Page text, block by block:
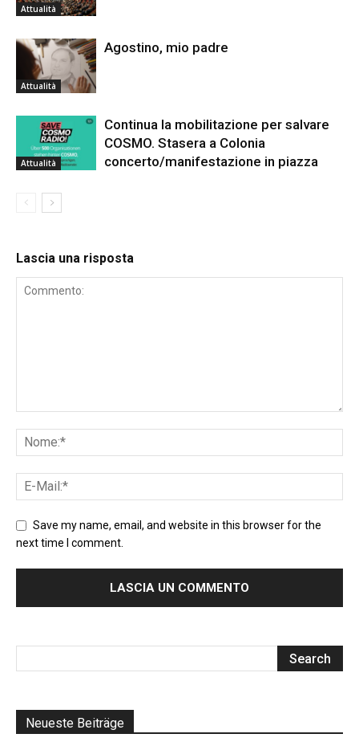
Attualità
Attualità
Agostino, mio padre
Attualità
Continua la mobilitazione per salvare
COSMO. Stasera a Colonia
concerto/manifestazione in piazza
Lascia una risposta
Save my name, email, and website in this browser for the
next time I comment.
Neueste Beiträge